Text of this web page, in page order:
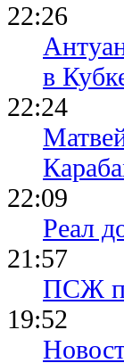
22:26
в
22:24
22:09
Реал
21:57
ПСЖ
19:52